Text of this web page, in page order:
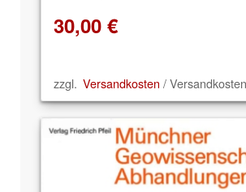
30,00 €
zzgl. Versandkosten /